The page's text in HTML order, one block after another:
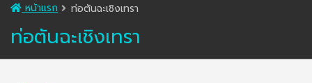
หน้าแรก ท่อตันฉะเชิงเทรา
ท่อตันฉะเชิงเทรา